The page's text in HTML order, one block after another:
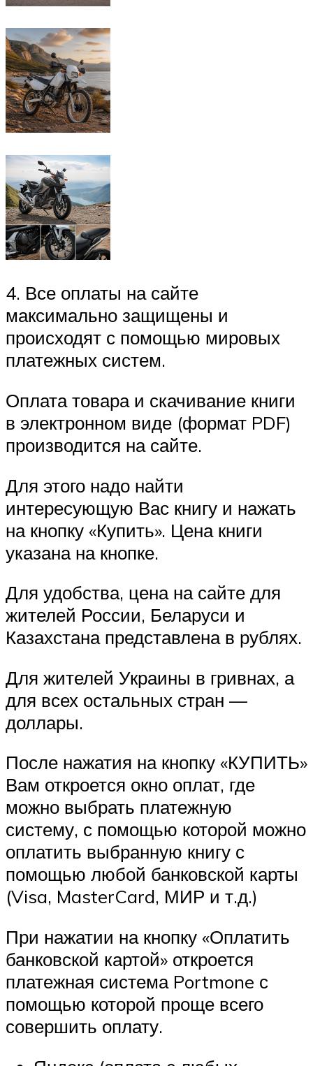
4. Все оплаты на сайте
максимально защищены и
происходят с помощью мировых
платежных систем.
Оплата товара и скачивание книги
в электронном виде (формат PDF)
производится на сайте.
Для этого надо найти
интересующую Вас книгу и нажать
на кнопку «Купить». Цена книги
указана на кнопке.
Для удобства, цена на сайте для
жителей России, Беларуси и
Казахстана представлена в рублях.
Для жителей Украины в гривнах, а
для всех остальных стран —
доллары.
После нажатия на кнопку «КУПИТЬ»
Вам откроется окно оплат, где
можно выбрать платежную
систему, с помощью которой можно
оплатить выбранную книгу с
помощью любой банковской карты
(Visa, MasterCard, МИР и т.д.)
При нажатии на кнопку «Оплатить
банковской картой» откроется
платежная система Portmone с
помощью которой проще всего
совершить оплату.